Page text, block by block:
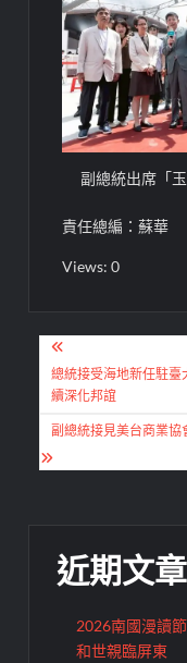
副總統出席「
責任總編：蘇華
Views: 0
文
章
導
覽
總統接受海地新任駐
續深化邦誼
副總統接見美台商業
近期文章
2026南國漫讀
和世親臨屏東